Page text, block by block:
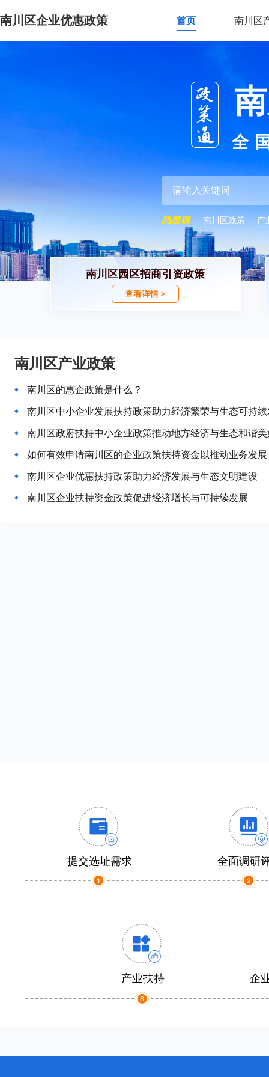
南川区企业优惠政策 首页 南川区
全
南川区政策 产
南川区园区招商引资政策
查看详情 >
南川区产业政策
南川区的惠企政策是什么？
南川区中小企业发展扶持政策助力经济繁荣与生态可持
南川区政府扶持中小企业政策推动地方经济与生态和谐
如何有效申请南川区的企业政策扶持资金以推动业务发
南川区企业优惠扶持政策助力经济发展与生态文明建设
南川区企业扶持资金政策促进经济增长与可持续发展
提交选址需求 全面调研
产业扶持 企